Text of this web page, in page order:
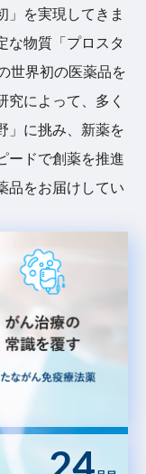
」を実現してきま
な物質「プロスタ
世界初の医薬品を
究によって、多く
」に挑み、新薬を
ードで創薬を推進
品をお届けしてい